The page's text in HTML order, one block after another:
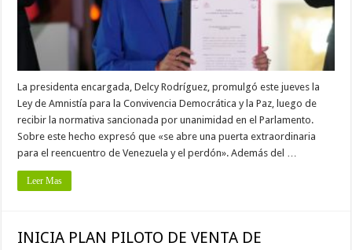
La presidenta encargada, Delcy Rodríguez, promulgó este jueves la
Ley de Amnistía para la Convivencia Democrática y la Paz, luego de
recibir la normativa sancionada por unanimidad en el Parlamento.
Sobre este hecho expresó que «se abre una puerta extraordinaria
para el reencuentro de Venezuela y el perdón». Además del …
Leer Mas
INICIA PLAN PILOTO DE VENTA DE